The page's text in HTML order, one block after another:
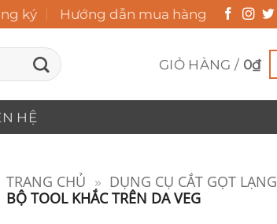
ký Hướng dẫn mua hàng
GIỎ HÀNG / 0₫
HỆ
TRANG CHỦ » DỤNG CỤ CẮT GỌT LẠNG
BỘ TOOL KHẮC TRÊN DA VEG